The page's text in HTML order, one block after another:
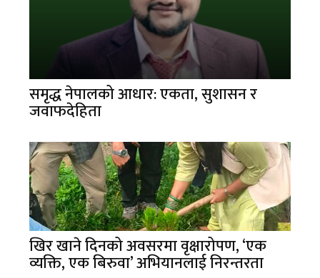
समृद्ध नेपालको आधार: एकता, सुशासन र
जवाफदेहिता
खिर खाने दिनको अवसरमा वृक्षारोपण, ‘एक
व्यक्ति, एक बिरुवा’ अभियानलाई निरन्तरता